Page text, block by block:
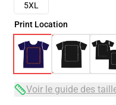
5XL
Print Location
Voir le guide des